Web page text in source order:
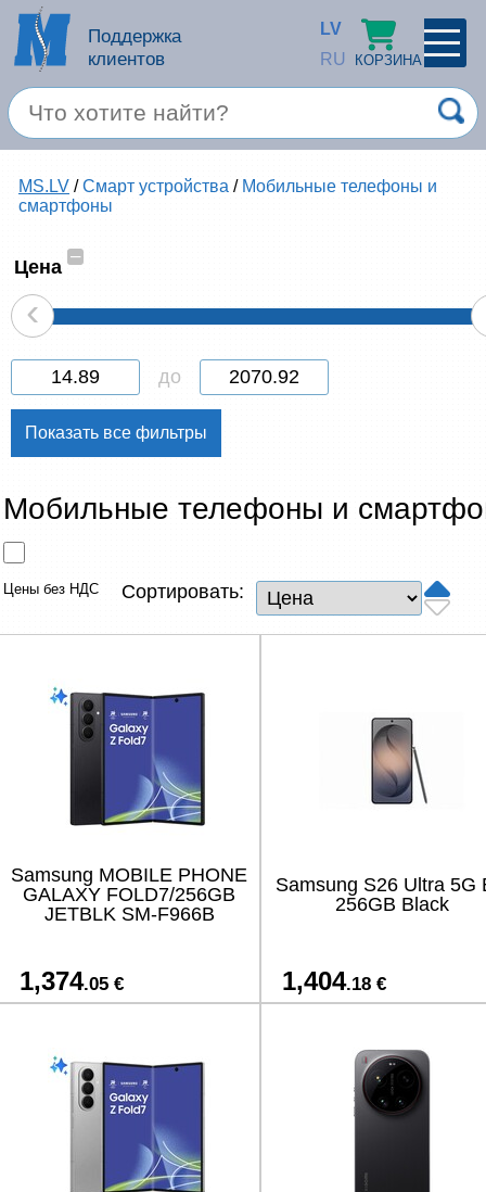
Поддержка
клиентов
LV
RU
КОРЗИНА
Войти
Запомнить
Спец. предложение
Компьютерные аксессуары
Товары для офиса
Сетевые товары
ТВ, Фото и электроника
Renewd техника, Outlet
MS.LV /Смарт устройства / Мобильные телефоны и
смартфоны
Цена
–
‹
до
Мобильные телефоны и
Цены без НДС Сортировать:
Samsung MOBILE PHONE
GALAXY FOLD7/256GB
JETBLK SM-F966B
1,374.05 €
Samsung S26 Ultra 5G
256GB Black
1,404.18 €